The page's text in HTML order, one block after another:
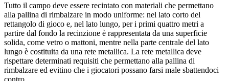
Tutto il campo deve essere recintato con materiali che permettano
alla pallina di rimbalzare in modo uniforme: nel lato corto del
rettangolo di gioco e, nel lato lungo, per i primi quattro metri a
partire dal fondo la recinzione è rappresentata da una superficie
solida, come vetro o mattoni, mentre nella parte centrale del lato
lungo è costituita da una rete metallica. La rete metallica deve
rispettare determinati requisiti che permettano alla pallina di
rimbalzare ed evitino che i giocatori possano farsi male sbattendoci
contro.